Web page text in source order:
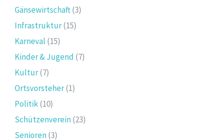
Gänsewirtschaft(3)
Infrastruktur(15)
Karneval (15)
Kinder & Jugend (7)
Kultur(7)
Ortsvorsteher(1)
Politik(10)
Schützenverein(23)
Senioren(3)